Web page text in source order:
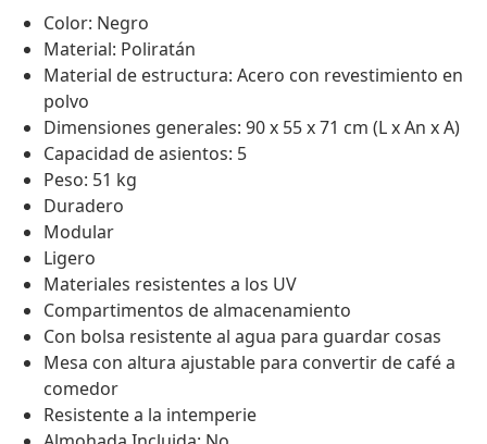
Color: Negro
Material: Poliratán
Material de estructura: Acero con revestimiento en
polvo
Dimensiones generales: 90 x 55 x 71 cm (L x An x A)
Capacidad de asientos: 5
Peso: 51 kg
Duradero
Modular
Ligero
Materiales resistentes a los UV
Compartimentos de almacenamiento
Con bolsa resistente al agua para guardar cosas
Mesa con altura ajustable para convertir de café a
comedor
Resistente a la intemperie